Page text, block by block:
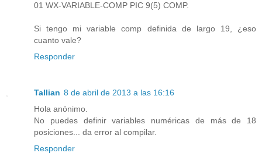
01 WX-VARIABLE-COMP PIC 9(5) COMP.
Si tengo mi variable comp definida de largo 19, ¿eso
cuanto vale?
Responder
Tallian 8 de abril de 2013 a las 16:16
Hola anónimo.
No puedes definir variables numéricas de más de 18
posiciones... da error al compilar.
Responder